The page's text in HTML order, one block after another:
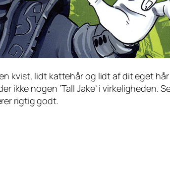
kvist, lidt kattehår og lidt af dit eget
ikke nogen ‘Tall Jake’ i virkeligheden.
rigtig godt.